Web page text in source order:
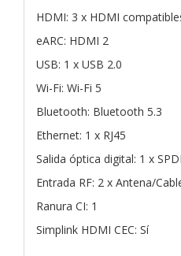
HDMI: 3 x HDMI
eARC: HDMI 2
USB: 1 x USB 2.0
Wi-Fi: Wi-Fi 5
Bluetooth: Bluetooth 5.3
Ethernet: 1 x RJ45
Salida óptica digital: 1 x
Entrada RF: 2 x Antena/
Ranura CI: 1
Simplink HDMI CEC: Sí